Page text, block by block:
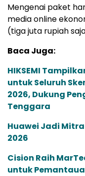
Mengenai paket
media online
(tiga juta rupiah
Baca Juga:
HIKSEMI
untuk Seluruh
2026, Dukung
Tenggara
Huawei Jadi Mitra
2026
Cision Raih
untuk